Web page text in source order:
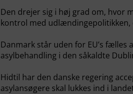
Den drejer sig i høj grad om, hvor
kontrol med udlændingepolitikken,
Danmark står uden for EU’s
asylbehandling i den såkaldte
Hidtil har den danske regering
asylansøgere skal lukkes ind i